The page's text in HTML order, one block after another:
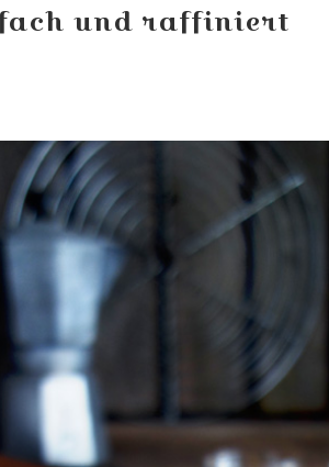
und raffiniert